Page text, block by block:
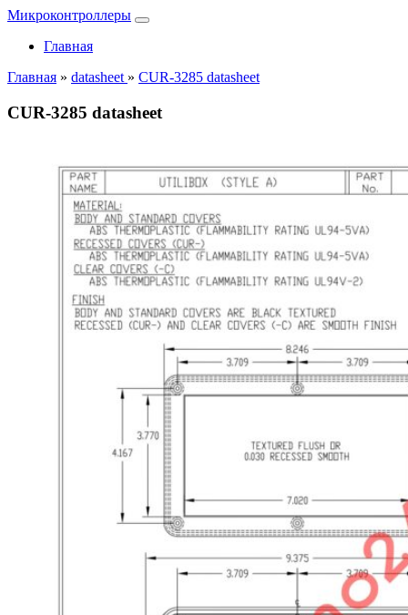
Микроконтроллеры
Главная
Главная » datasheet » CUR-3285 datasheet
CUR-3285 datasheet